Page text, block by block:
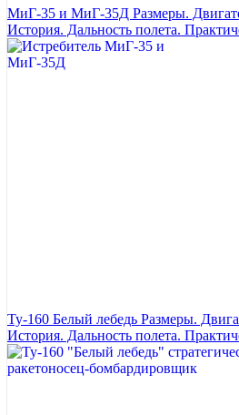
МиГ-35 и МиГ-35Д Размеры.
История. Дальность полета.
Ту-160 Белый лебедь Размеры.
История. Дальность полета.